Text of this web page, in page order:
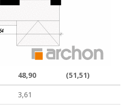
48,90
(51,51)
3,61